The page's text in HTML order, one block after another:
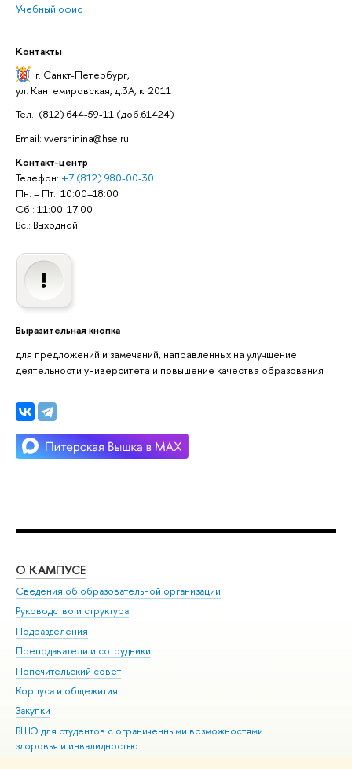
Учебный офис
Контакты
г. Санкт-Петербург,
ул. Кантемировская, д.3А, к. 2011
Тел.: (812) 644-59-11 (доб.61424)
Email: vvershinina@hse.ru
Контакт-центр
Телефон: +7 (812) 980-00-30
Пн. – Пт.: 10:00–18:00
Сб.: 11:00-17:00
Вс.: Выходной
Выразительная кнопка
для предложений и замечаний, направленных на улучшение
деятельности университета и повышение качества образования
О КАМПУСЕ
Сведения об образовательной организации
Руководство и структура
Подразделения
Преподаватели и сотрудники
Попечительский совет
Корпуса и общежития
Закупки
ВШЭ для студентов с ограниченными возможностями
здоровья и инвалидностью